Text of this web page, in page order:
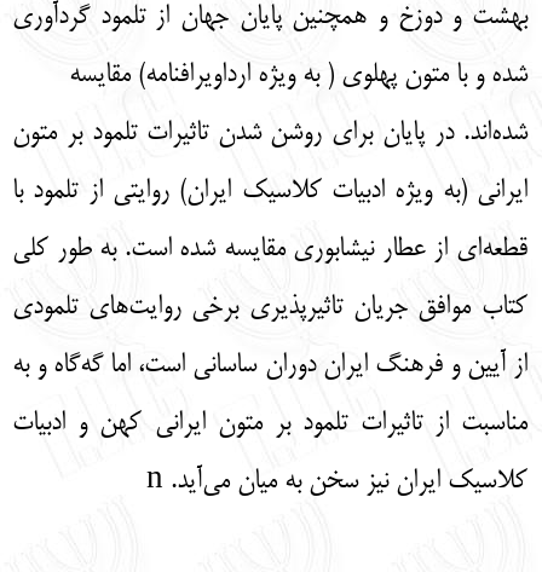
بهشت و دوزخ و همچنین پایان جهان از تلمود گردآوری
شده و با متون پهلوی ( به ویژه ارداویرافنامه) مقایسه
شده‌اند. در پایان برای روشن شدن تاثیرات تلمود بر متون
ایرانی (به ویژه ادبیات کلاسیک ایران) روایتی از تلمود با
قطعه‌ای از عطار نیشابوری مقایسه شده است. به طور کلی
کتاب موافق جریان تاثیرپذیری برخی روایت‌های تلمودی
از آیین و فرهنگ ایران دوران ساسانی است، اما گه‌گاه و به
مناسبت از تاثیرات تلمود بر متون ایرانی کهن و ادبیات
کلاسیک ایران نیز سخن به میان می‌آید. n